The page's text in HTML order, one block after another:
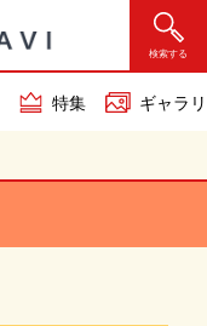
検索する
特集 ギャラ